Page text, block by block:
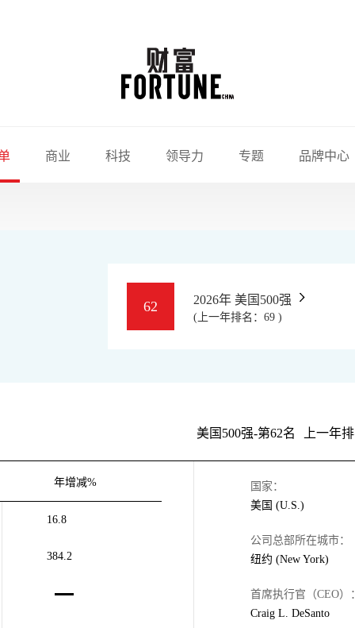
商业 科技 领导力 专题 品牌中心
62 2026年 美国500强
(上一年排名：69 )
美国500强-第62名 上一年
年增减%
16.8
384.2
国家：
美国 (U.S.)
公司总部所在城市：
纽约 (New York)
首席执行官（CEO）
Craig L. DeSanto